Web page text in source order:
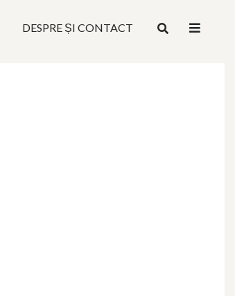
DESPRE ȘI CONTACT